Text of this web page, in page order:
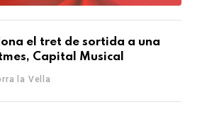
el tret de sortida a una
Capital Musical
la Vella